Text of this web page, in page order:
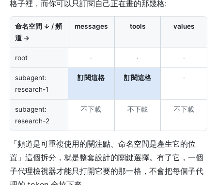
格子裡，而你可以只訂閱自己正在畫的那幾格:
命名空間 ↓ / 頻
道 →
messages tools values
root · · ·
subagent:
research-1
訂閱這格 訂閱這格 ·
subagent:
research-2
不下載 不下載 不下載
「頻道是可重複使用的關注點、命名空間是產生它的位
置」這個拆分，就是整套設計的關鍵選擇。有了它，一個
子代理檢視器才能只打開它要的那一格，不會把每個子代